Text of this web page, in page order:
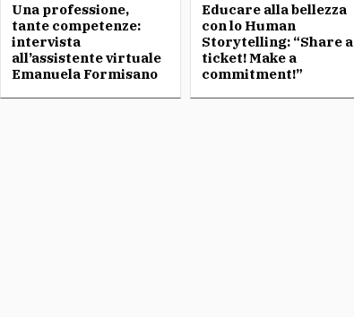
Una professione,
tante competenze:
intervista
all’assistente virtuale
Emanuela Formisano
Educare alla bellezza
con lo Human
Storytelling: “Share a
ticket! Make a
commitment!”